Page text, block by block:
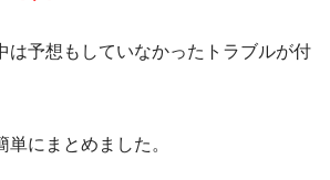
は予想もしていなかったトラブルが付
にまとめました。